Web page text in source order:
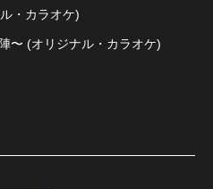
・カラオケ)
〜 (オリジナル・カラオケ)